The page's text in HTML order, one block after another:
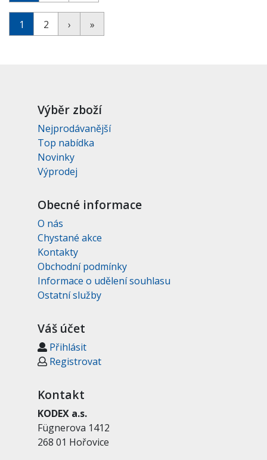
1 2 › »
Výběr zboží
Nejprodávanější
Top nabídka
Novinky
Výprodej
Obecné informace
O nás
Chystané akce
Kontakty
Obchodní podmínky
Informace o udělení souhlasu
Ostatní služby
Váš účet
Přihlásit
Registrovat
Kontakt
KODEX a.s.
Fügnerova 1412
268 01 Hořovice